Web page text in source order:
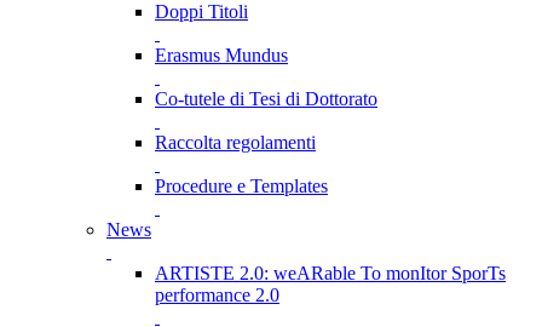
Doppi Titoli
Erasmus Mundus
Co-tutele di Tesi di Dottorato
Raccolta regolamenti
Procedure e Templates
News
ARTISTE 2.0: weARable To monItor SporTs
performance 2.0